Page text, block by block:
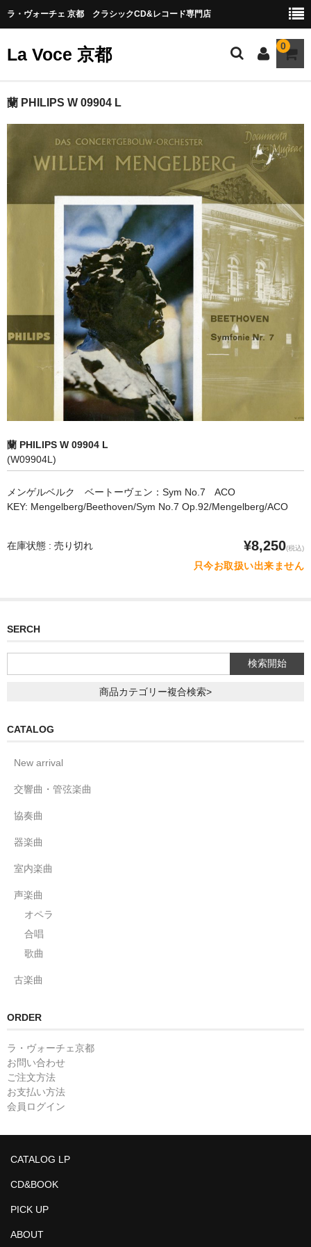
ラ・ヴォーチェ 京都 クラシックCD&レコード専門店
La Voce 京都 0
CATALOG LP
交響曲・管弦楽曲
オペラ
歌曲
CD&BOOK
PICK UP
ORDER
NEWS
蘭 PHILIPS W 09904 L
蘭 PHILIPS W 09904 L
(W09904L)
メンゲルベルク ベートーヴェン：Sym No.7 ACO
KEY: Mengelberg/Beethoven/Sym No.7 Op.92/Mengelberg/ACO
在庫状態 : 売り切れ ¥8,250(税込)
只今お取扱い出来ません
SERCH
商品カテゴリー複合検索>
CATALOG
New arrival
交響曲・管弦楽曲
協奏曲
器楽曲
室内楽曲
声楽曲
オペラ
合唱
歌曲
古楽曲
ORDER
ラ・ヴォーチェ京都
お問い合わせ
ご注文方法
お支払い方法
会員ログイン
CATALOG LP
CD&BOOK
PICK UP
ABOUT